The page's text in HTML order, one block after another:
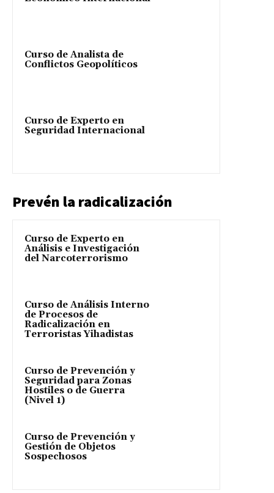
Curso de Analista de
Conflictos Geopolíticos
Curso de Experto en
Seguridad Internacional
Prevén la radicalización
Curso de Experto en
Análisis e Investigación
del Narcoterrorismo
Curso de Análisis Interno
de Procesos de
Radicalización en
Terroristas Yihadistas
Curso de Prevención y
Seguridad para Zonas
Hostiles o de Guerra
(Nivel 1)
Curso de Prevención y
Gestión de Objetos
Sospechosos